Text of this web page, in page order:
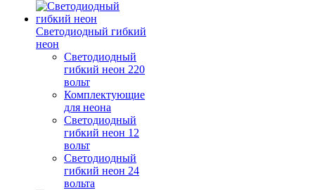
Светодиодный гибкий
неон
Светодиодный
гибкий неон 220
вольт
Комплектующие
для неона
Светодиодный
гибкий неон 12
вольт
Светодиодный
гибкий неон 24
вольта